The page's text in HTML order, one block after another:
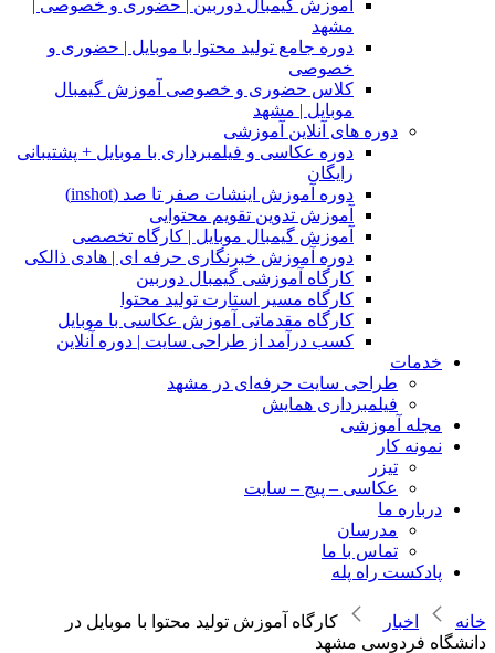
آموزش گیمبال دوربین | حضوری و خصوصی |
مشهد
دوره جامع تولید محتوا با موبایل | حضوری و
خصوصی
کلاس حضوری و خصوصی آموزش گیمبال
موبایل | مشهد
دوره های آنلاین آموزشی
دوره عکاسی و فیلمبرداری با موبایل + پشتیبانی
رایگان
دوره آموزش اینشات صفر تا صد (inshot)
آموزش تدوین تقویم محتوایی
آموزش گیمبال موبایل | کارگاه تخصصی
دوره آموزش خبرنگاری حرفه ای | هادی ذالکی
کارگاه آموزشی گیمبال دوربین
کارگاه مسیر استارت تولید محتوا
کارگاه مقدماتی آموزش عکاسی با موبایل
کسب درآمد از طراحی سایت | دوره آنلاین
خدمات
طراحی سایت حرفه‌ای در مشهد
فیلمبرداری همایش
مجله آموزشی
نمونه کار
تیزر
عکاسی – پیج – سایت
درباره ما
مدرسان
تماس با ما
پادکست راه پله
خانه اخبار
کارگاه آموزش تولید محتوا با موبایل در
دانشگاه فردوسی مشهد